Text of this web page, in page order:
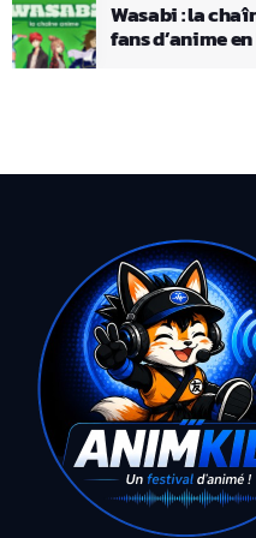
Wasabi : la
fans d’anime